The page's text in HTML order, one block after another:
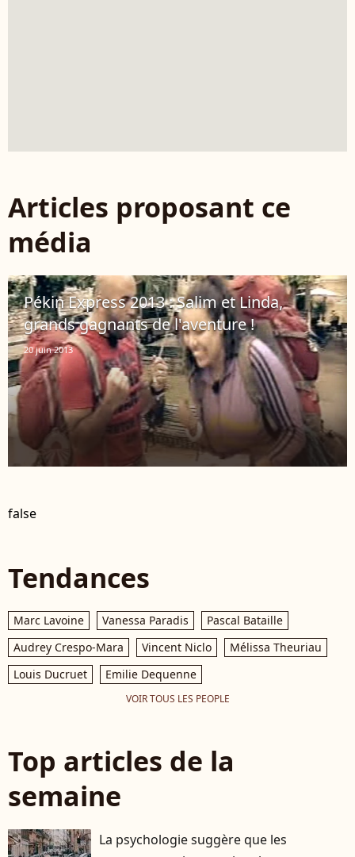
Articles proposant ce
média
Pékin Express 2013 : Salim et Linda,
grands gagnants de l'aventure !
20 juin 2013
false
Tendances
Marc Lavoine Vanessa Paradis
Pascal Bataille
Audrey Crespo-Mara
Vincent Niclo
Mélissa Theuriau
Louis Ducruet
Emilie Dequenne
VOIR TOUS LES PEOPLE
Top articles de la
semaine
La psychologie suggère que les